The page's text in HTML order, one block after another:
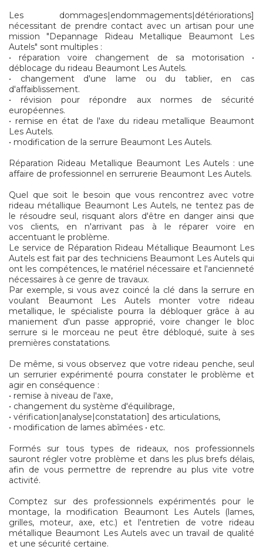
Les dommages|endommagements|détériorations]
nécessitant de prendre contact avec un artisan pour une
mission "Depannage Rideau Metallique Beaumont Les
Autels" sont multiples :
• réparation voire changement de sa motorisation •
déblocage du rideau Beaumont Les Autels.
• changement d'une lame ou du tablier, en cas
d'affaiblissement.
• révision pour répondre aux normes de sécurité
européennes.
• remise en état de l'axe du rideau metallique Beaumont
Les Autels.
• modification de la serrure Beaumont Les Autels.
Réparation Rideau Metallique Beaumont Les Autels : une
affaire de professionnel en serrurerie Beaumont Les Autels.
Quel que soit le besoin que vous rencontrez avec votre
rideau métallique Beaumont Les Autels, ne tentez pas de
le résoudre seul, risquant alors d'être en danger ainsi que
vos clients, en n'arrivant pas à le réparer voire en
accentuant le problème.
Le service de Réparation Rideau Métallique Beaumont Les
Autels est fait par des techniciens Beaumont Les Autels qui
ont les compétences, le matériel nécessaire et l'ancienneté
nécessaires à ce genre de travaux.
Par exemple, si vous avez coincé la clé dans la serrure en
voulant Beaumont Les Autels monter votre rideau
metallique, le spécialiste pourra la débloquer grâce à au
maniement d'un passe approprié, voire changer le bloc
serrure si le morceau ne peut être débloqué, suite à ses
premières constatations.
De même, si vous observez que votre rideau penche, seul
un serrurier expérimenté pourra constater le problème et
agir en conséquence :
• remise à niveau de l'axe,
• changement du système d'équilibrage,
• vérification|analyse|constatation] des articulations,
• modification de lames abîmées • etc.
Formés sur tous types de rideaux, nos professionnels
sauront régler votre problème et dans les plus brefs délais,
afin de vous permettre de reprendre au plus vite votre
activité.
Comptez sur des professionnels expérimentés pour le
montage, la modification Beaumont Les Autels (lames,
grilles, moteur, axe, etc.) et l'entretien de votre rideau
métallique Beaumont Les Autels avec un travail de qualité
et une sécurité certaine.